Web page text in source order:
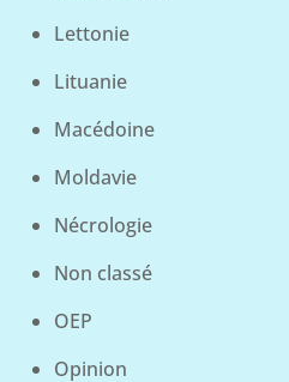
Lettonie
Lituanie
Macédoine
Moldavie
Nécrologie
Non classé
OEP
Opinion